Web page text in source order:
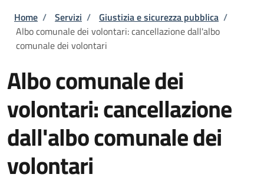
Briciole di pane
Home / Servizi / Giustizia e sicurezza pubblica /
Albo comunale dei volontari: cancellazione dall'albo
comunale dei volontari
Albo comunale dei
volontari: cancellazione
dall'albo comunale dei
volontari